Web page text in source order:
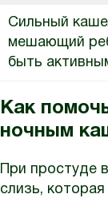
Сильный
мешающий
быть
Как
ночным
При простуде
слизь,